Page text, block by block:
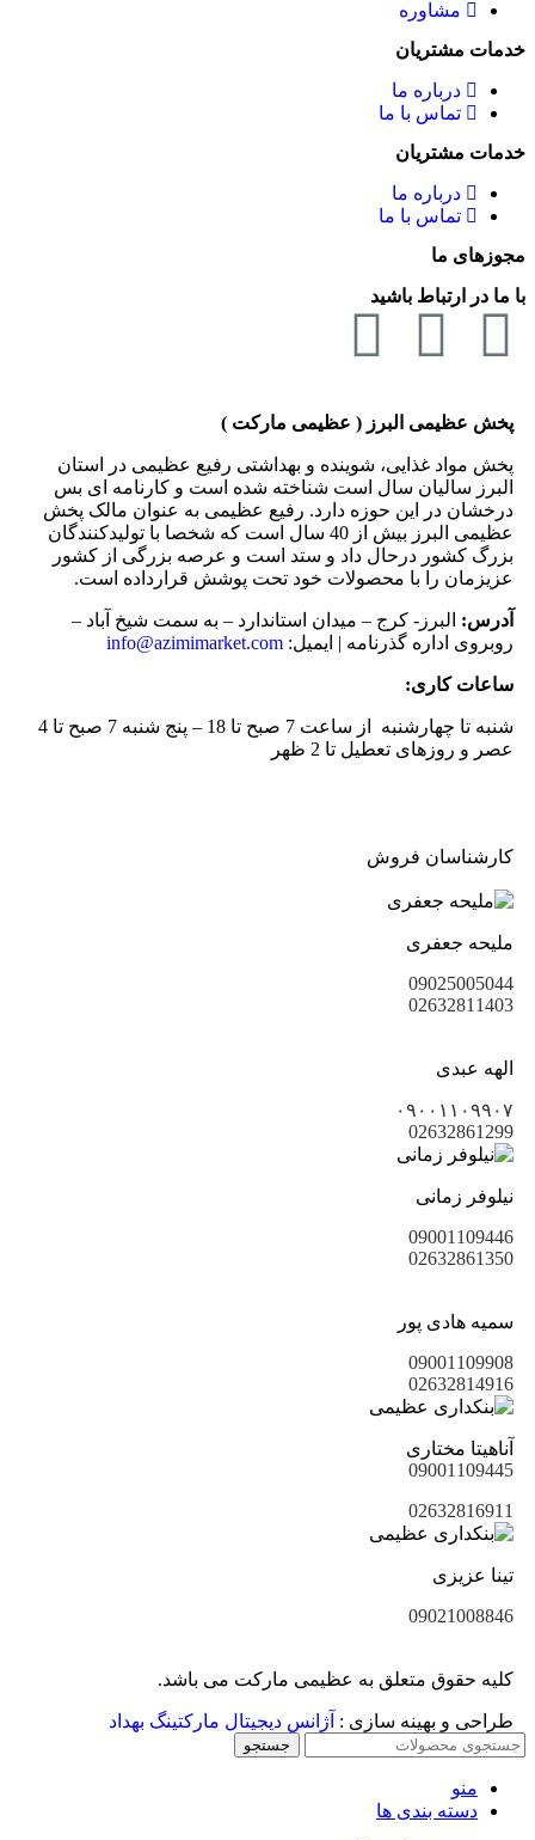
مشاوره
خدمات مشتریان
درباره ما
تماس با ما
خدمات مشتریان
درباره ما
تماس با ما
مجوزهای ما
با ما در ارتباط باشید
پخش عظیمی البرز ( عظیمی مارکت )
پخش مواد غذایی، شوینده و بهداشتی رفیع عظیمی در استان
البرز سالیان سال است شناخته شده است و کارنامه ای بس
درخشان در این حوزه دارد. رفیع عظیمی به عنوان مالک پخش
عظیمی البرز بیش از 40 سال است که شخصا با تولیدکنندگان
بزرگ کشور درحال داد و ستد است و عرصه بزرگی از کشور
عزیزمان را با محصولات خود تحت پوشش قرارداده است.
آدرس: البرز- کرج – میدان استاندارد – به سمت شیخ آباد –
روبروی اداره گذرنامه | ایمیل: info@azimimarket.com
ساعات کاری:
شنبه تا چهارشنبه از ساعت 7 صبح تا 18 – پنج شنبه 7 صبح تا 4
عصر و روزهای تعطیل تا 2 ظهر
کارشناسان فروش
ملیحه جعفری
09025005044
02632811403
الهه عبدی
۰۹۰۰۱۱۰۹۹۰۷
02632861299
نیلوفر زمانی
09001109446
02632861350
سمیه هادی پور
09001109908
02632814916
آناهیتا مختاری
09001109445
02632816911
تینا عزیزی
09021008846
کلیه حقوق متعلق به عظیمی مارکت می باشد.
طراحی و بهینه سازی : آژانس دیجیتال مارکتینگ بهداد
جستجو
منو
دسته بندی ها